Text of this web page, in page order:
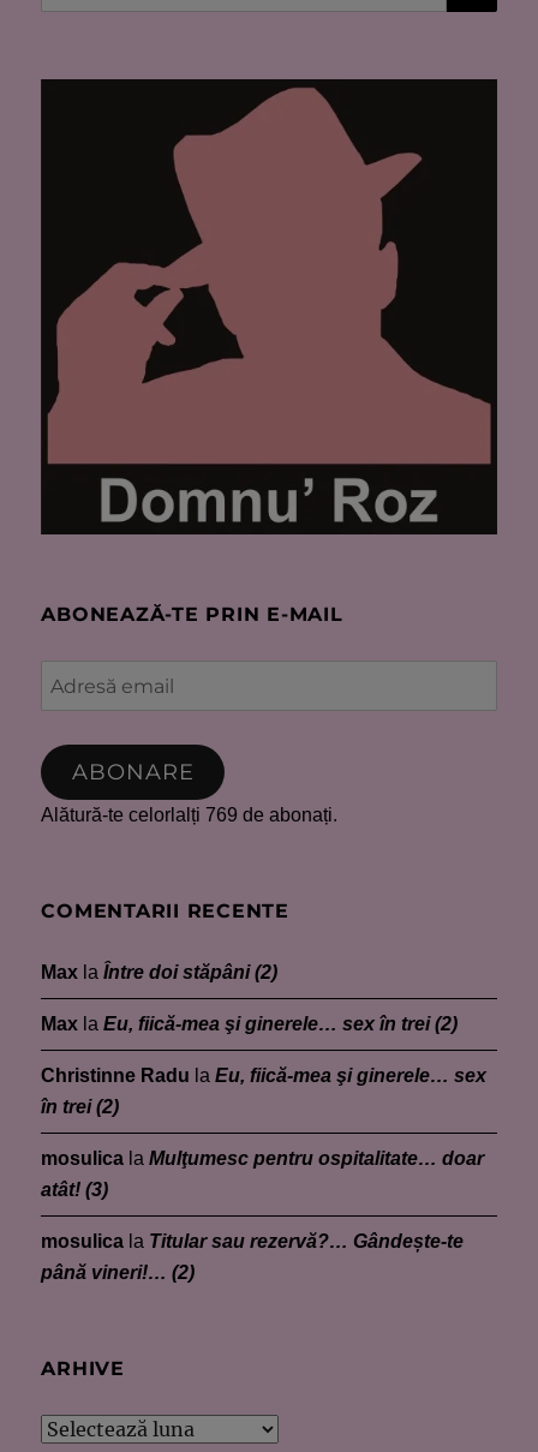
după:
ABONEAZĂ-TE PRIN E-MAIL
Adresă
email
ABONARE
Alătură-te celorlalți 769 de abonați.
COMENTARII RECENTE
Max laÎntre doi stăpâni (2)
Max laEu, fiică-mea şi ginerele… sex în trei (2)
Christinne Radu laEu, fiică-mea şi ginerele… sex
în trei (2)
mosulica laMulţumesc pentru ospitalitate… doar
atât! (3)
mosulica la Titular sau rezervă?… Gândește-te
până vineri!… (2)
ARHIVE
Arhive